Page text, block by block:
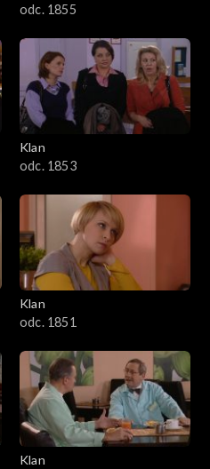
odc. 1855
Klan
odc. 1853
Klan
odc. 1851
Klan